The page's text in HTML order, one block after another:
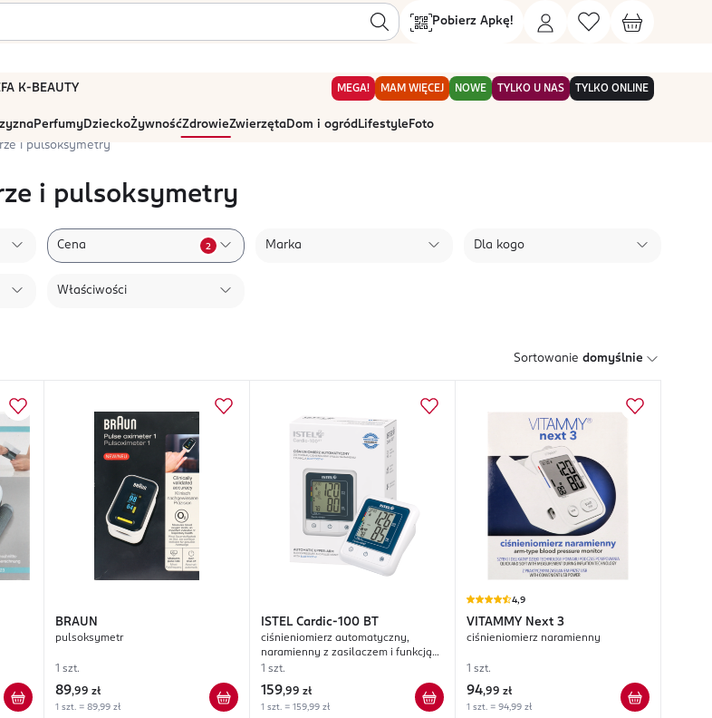
Pobierz Apkę!
K-BEAUTY MEGA! MAM WIĘCEJ NOWE TYLKO U NAS TYLKO ONLINE
PerfumyDzieckoŻywnośćZdrowieZwierzętaDom i ogród Lifestyle Foto
i pulsoksymetry
i pulsoksymetry
Cena 2 Marka Dla kogo
Właściwości
Sortowanie domyślnie
BRAUN
pulsoksymetr
1 szt.
89,99 zł
1 szt. = 89,99 zł
ISTEL Cardic-100 BT
ciśnieniomierz automatyczny,
naramienny z zasilaczem i funkcją
Bluetooth
1 szt.
159,99 zł
1 szt. = 159,99 zł
4,9
VITAMMY Next 3
ciśnieniomierz naramienny
1 szt.
94,99 zł
1 szt. = 94,99 zł